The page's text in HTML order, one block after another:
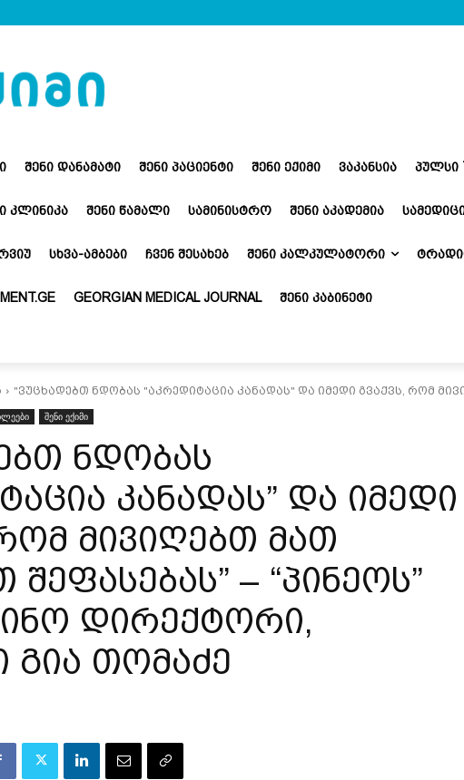
ᲨᲔᲜᲘ ᲓᲐᲜᲐᲛᲐᲢᲘ ᲨᲔᲜᲘ ᲞᲐᲪᲘᲔᲜᲢᲘ ᲨᲔᲜᲘ ᲔᲥᲘᲛᲘ ᲕᲐᲙᲐᲜᲡᲘᲐ ᲞᲣᲚᲡᲘ
ᲙᲚᲘᲜᲘᲙᲐ ᲨᲔᲜᲘ ᲬᲐᲛᲐᲚᲘ ᲡᲐᲛᲘᲜᲘᲡᲢᲠᲝ ᲨᲔᲜᲘ ᲐᲙᲐᲓᲔᲛᲘᲐ
ᲡᲮᲕᲐ-ᲐᲛᲑᲔᲑᲘ ᲩᲕᲔᲜ ᲨᲔᲡᲐᲮᲔᲑ ᲨᲔᲜᲘ ᲙᲐᲚᲙᲣᲚᲐᲢᲝᲠᲘ
GEORGIAN MEDICAL JOURNAL ᲨᲔᲜᲘ ᲙᲐᲑᲘᲜᲔᲢᲘ
"ვუცხადებთ ნდობას "აკრედიტაცია კანადას" და იმედი გვაქვს, რომ
შენი ექიმი
ნდობას
კანადას” და იმედი
მივიღებთ მათ
– “პინეოს”
დირექტორი,
გია თომაძე